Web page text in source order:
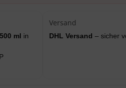
ml in
Versand
DHL Versand – sicher